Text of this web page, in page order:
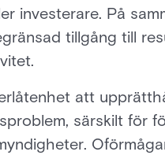
investerare. På
tillgång till
att
särskilt för